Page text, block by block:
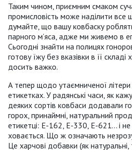
Таким чином, приємним смаком
промисловість може наділити все
думайте, що вашу ковбаску
парного м’яса, адже ми живемо в
Сьогодні знайти на полицях
готову їжу без вказівки в її
досить важко.
А тепер щодо утаємниченої
етикетках. У радянські часи, як
деяких сортів ковбаси додавали
горох, принаймні, натуральний
етикетці: Е-162, Е-330, Е-621… і
ховається. Що ж означають
Це харчові добавки (як натуральні,